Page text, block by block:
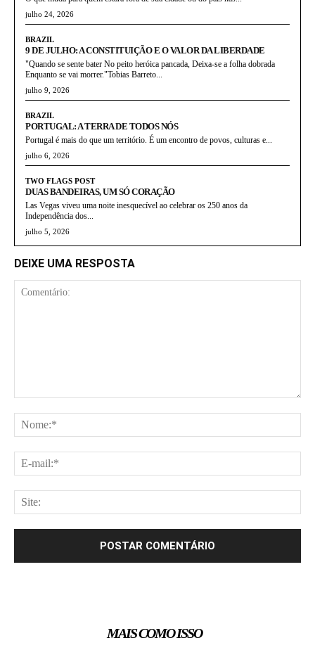
julho 24, 2026
BRAZIL
9 DE JULHO: A CONSTITUIÇÃO E O VALOR DA LIBERDADE
"Quando se sente bater No peito heróica pancada, Deixa-se a folha dobrada
Enquanto se vai morrer."Tobias Barreto...
julho 9, 2026
BRAZIL
PORTUGAL: A TERRA DE TODOS NÓS
Portugal é mais do que um território. É um encontro de povos, culturas e...
julho 6, 2026
TWO FLAGS POST
DUAS BANDEIRAS, UM SÓ CORAÇÃO
Las Vegas viveu uma noite inesquecível ao celebrar os 250 anos da
Independência dos...
julho 5, 2026
DEIXE UMA RESPOSTA
MAIS COMO ISSO